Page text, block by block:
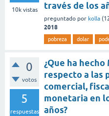
10kvistas
través de los
preguntado por kolla (
2018
pobreza dolar
0
votos
5
respuestas
¿Que ha hecho
respecto a las
comercial,
monetaria en
años?